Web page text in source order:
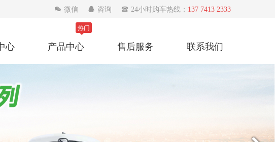
 微信  咨询  24小时购车热线： 137 7413 2333
心
热门
产品中心 售后服务 联系我们